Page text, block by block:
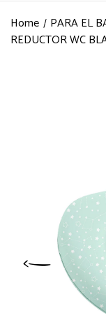
Home PARA EL
REDUCTOR WC